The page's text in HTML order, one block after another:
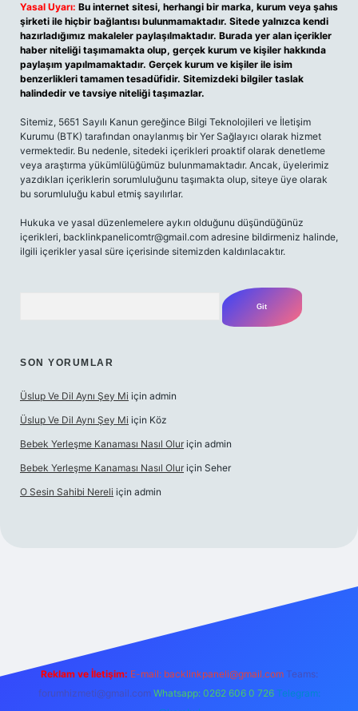
Yasal Uyarı: Bu internet sitesi, herhangi bir marka, kurum veya şahıs
şirketi ile hiçbir bağlantısı bulunmamaktadır. Sitede yalnızca kendi
hazırladığımız makaleler paylaşılmaktadır. Burada yer alan içerikler
haber niteliği taşımamakta olup, gerçek kurum ve kişiler hakkında
paylaşım yapılmamaktadır. Gerçek kurum ve kişiler ile isim
benzerlikleri tamamen tesadüfidir. Sitemizdeki bilgiler taslak
halindedir ve tavsiye niteliği taşımazlar.
Sitemiz, 5651 Sayılı Kanun gereğince Bilgi Teknolojileri ve İletişim
Kurumu (BTK) tarafından onaylanmış bir Yer Sağlayıcı olarak hizmet
vermektedir. Bu nedenle, sitedeki içerikleri proaktif olarak denetleme
veya araştırma yükümlülüğümüz bulunmamaktadır. Ancak, üyelerimiz
yazdıkları içeriklerin sorumluluğunu taşımakta olup, siteye üye olarak
bu sorumluluğu kabul etmiş sayılırlar.
Hukuka ve yasal düzenlemelere aykırı olduğunu düşündüğünüz
içerikleri, backlinkpanelicomtr@gmail.com adresine bildirmeniz halinde,
ilgili içerikler yasal süre içerisinde sitemizden kaldırılacaktır.
SON YORUMLAR
Üslup Ve Dil Aynı Şey Mi için admin
Üslup Ve Dil Aynı Şey Mi için Köz
Bebek Yerleşme Kanaması Nasıl Olur için admin
Bebek Yerleşme Kanaması Nasıl Olur için Seher
O Sesin Sahibi Nereli için admin
Reklam ve İletişim: E-mail: backlinkpaneli@gmail.com Teams:
forumhizmeti@gmail.com Whatsapp: 0262 606 0 726 Telegram: